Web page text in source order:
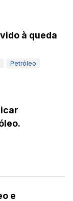
à queda
Petróleo
e